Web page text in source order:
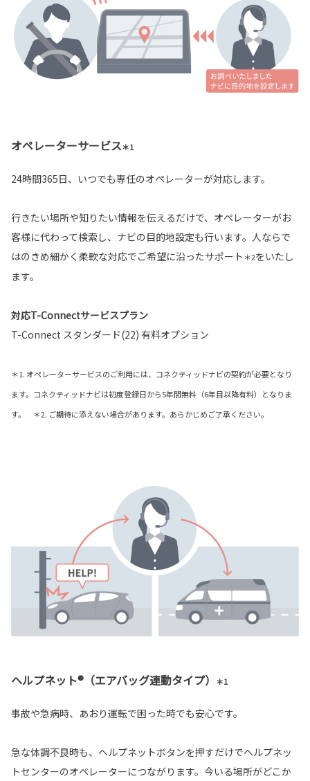
オペレーターサービス＊1
24時間365日、いつでも専任のオペレーターが対応します。
行きたい場所や知りたい情報を伝えるだけで、オペレーターがお
客様に代わって検索し、ナビの目的地設定も行います。人ならで
はのきめ細かく柔軟な対応でご希望に沿ったサポート ＊2をいたし
ます。
対応T-Connectサービスプラン
T-Connect スタンダード(22) 有料オプション
＊1. オペレーターサービスのご利用には、コネクティッドナビの契約が必要となり
ます。コネクティッドナビは初度登録日から5年間無料（6年目以降有料）となりま
す。 ＊2. ご期待に添えない場合があります。あらかじめご了承ください。
ヘルプネット®（エアバッグ連動タイプ） ＊1
事故や急病時、あおり運転で困った時でも安心です。
急な体調不良時も、ヘルプネットボタンを押すだけでヘルプネッ
トセンターのオペレーターにつながります。今いる場所がどこか